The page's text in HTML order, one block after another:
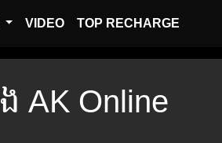
VIDEO TOP RECHARGE
ង​ AK Online